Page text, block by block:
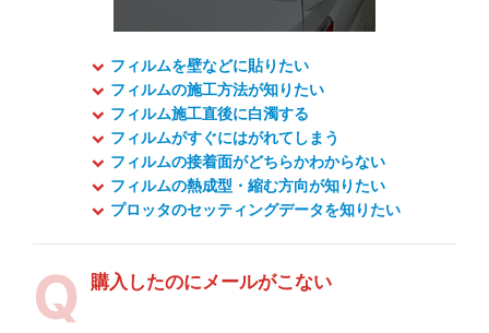
フィルムを壁などに貼りたい
フィルムの施工方法が知りたい
フィルム施工直後に白濁する
フィルムがすぐにはがれてしまう
フィルムの接着面がどちらかわからない
フィルムの熱成型・縮む方向が知りたい
プロッタのセッティングデータを知りたい
購入したのにメールがこない